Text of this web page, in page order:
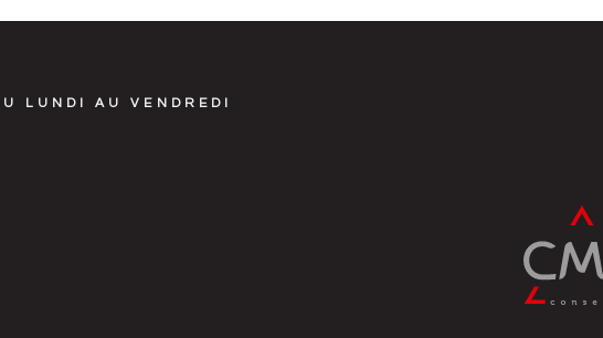
LUNDI AU VENDREDI